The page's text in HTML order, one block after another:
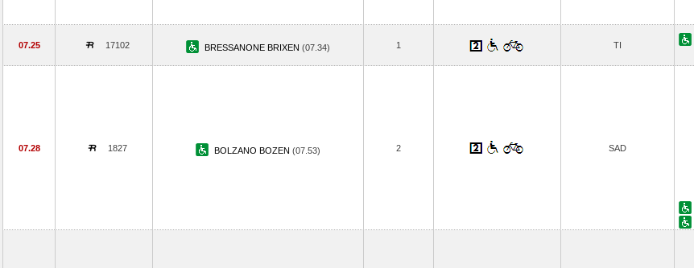
07.25 17102 BRESSANONE BRIXEN (07.34) 1 TI
07.28 1827 BOLZANO BOZEN (07.53) 2 SAD